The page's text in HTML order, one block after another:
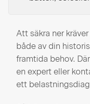
Att säkra ner
både av din
framtida behov.
en expert eller
ett